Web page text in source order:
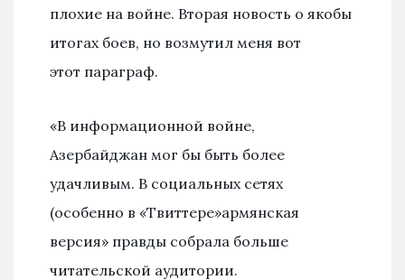
плохие на войне. Вторая новость о якобы
итогах боев, но возмутил меня вот
этот параграф.
«В информационной войне,
Азербайджан мог бы быть более
удачливым. В социальных сетях
(особенно в «Твиттере»армянская
версия» правды собрала больше
читательской аудитории.